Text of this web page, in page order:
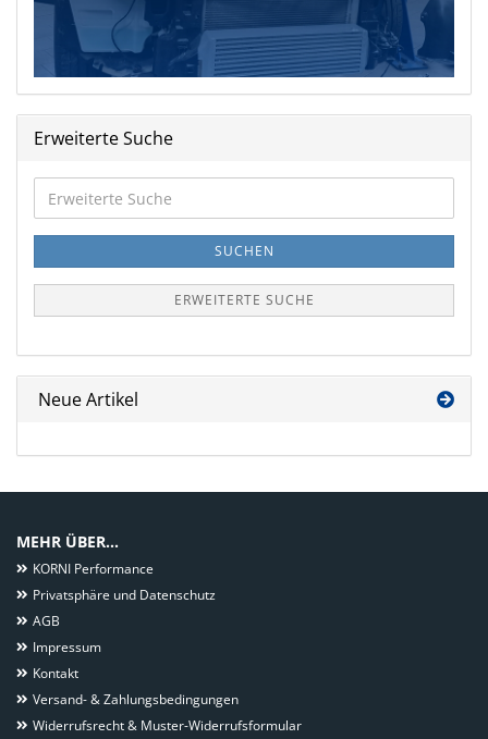
Erweiterte Suche
Suche
SUCHEN
ERWEITERTE SUCHE
Neue Artikel
MEHR ÜBER...
KORNI Performance
Privatsphäre und Datenschutz
AGB
Impressum
Kontakt
Versand- & Zahlungsbedingungen
Widerrufsrecht & Muster-Widerrufsformular